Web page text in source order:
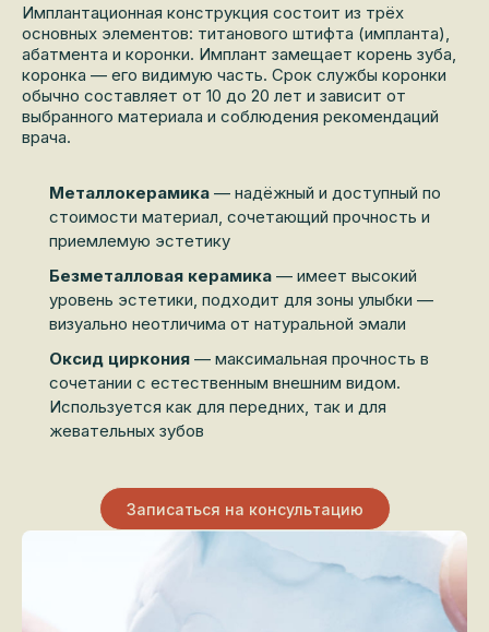
Имплантационная конструкция состоит из трёх
основных элементов: титанового штифта (импланта),
абатмента и коронки. Имплант замещает корень зуба,
коронка — его видимую часть. Срок службы коронки
обычно составляет от 10 до 20 лет и зависит от
выбранного материала и соблюдения рекомендаций
врача.
Металлокерамика — надёжный и доступный по
стоимости материал, сочетающий прочность и
приемлемую эстетику
Безметалловая керамика — имеет высокий
уровень эстетики, подходит для зоны улыбки —
визуально неотличима от натуральной эмали
Оксид циркония — максимальная прочность в
сочетании с естественным внешним видом.
Используется как для передних, так и для
жевательных зубов
Записаться на консультацию